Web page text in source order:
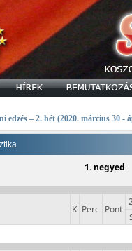
edzés – 2. hét (2020. március 30
1. negyed
K Perc Pont